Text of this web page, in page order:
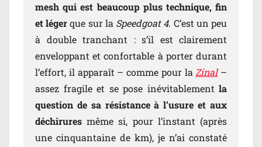
mesh qui est beaucoup plus technique, fin
et légerque sur la Speedgoat 4. C’est un peu
à double tranchant : s’il est clairement
enveloppant et confortable à porter durant
l’effort, il apparaît – comme pour laZinal –
assez fragile et se pose inévitablement la
question de sa résistance à l’usure et aux
déchirures même si, pour l’instant (après
une cinquantaine de km), je n’ai constaté